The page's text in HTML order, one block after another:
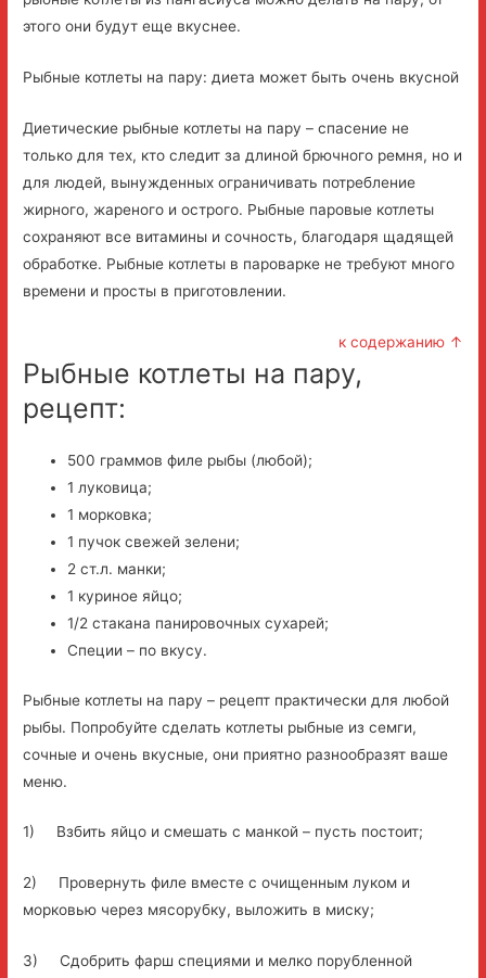
этого они будут еще вкуснее.
Рыбные котлеты на пару: диета может быть очень вкусной
Диетические рыбные котлеты на пару – спасение не
только для тех, кто следит за длиной брючного ремня, но и
для людей, вынужденных ограничивать потребление
жирного, жареного и острого. Рыбные паровые котлеты
сохраняют все витамины и сочность, благодаря щадящей
обработке. Рыбные котлеты в пароварке не требуют много
времени и просты в приготовлении.
к содержанию ↑
Рыбные котлеты на пару,
рецепт:
500 граммов филе рыбы (любой);
1 луковица;
1 морковка;
1 пучок свежей зелени;
2 ст.л. манки;
1 куриное яйцо;
1/2 стакана панировочных сухарей;
Специи – по вкусу.
Рыбные котлеты на пару – рецепт практически для любой
рыбы. Попробуйте сделать котлеты рыбные из семги,
сочные и очень вкусные, они приятно разнообразят ваше
меню.
1) Взбить яйцо и смешать с манкой – пусть постоит;
2) Провернуть филе вместе с очищенным луком и
морковью через мясорубку, выложить в миску;
3) Сдобрить фарш специями и мелко порубленной